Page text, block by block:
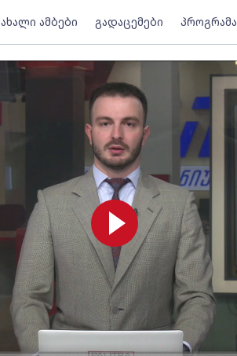
ახალი ამბები გადაცემები პროგრამა